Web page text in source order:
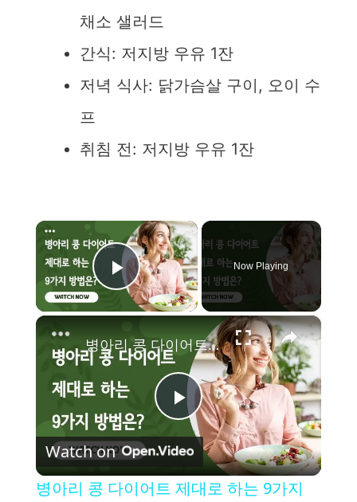
채소 샐러드
간식: 저지방 우유 1잔
저녁 식사: 닭가슴살 구이, 오이 수
프
취침 전: 저지방 우유 1잔
×
Play Video
Now Playing
×
P
l
병아리 콩 다이어트 제대로 하는 9가지 방법은?
Watch on
병아리 콩 다이어트 제대로 하는 9가지